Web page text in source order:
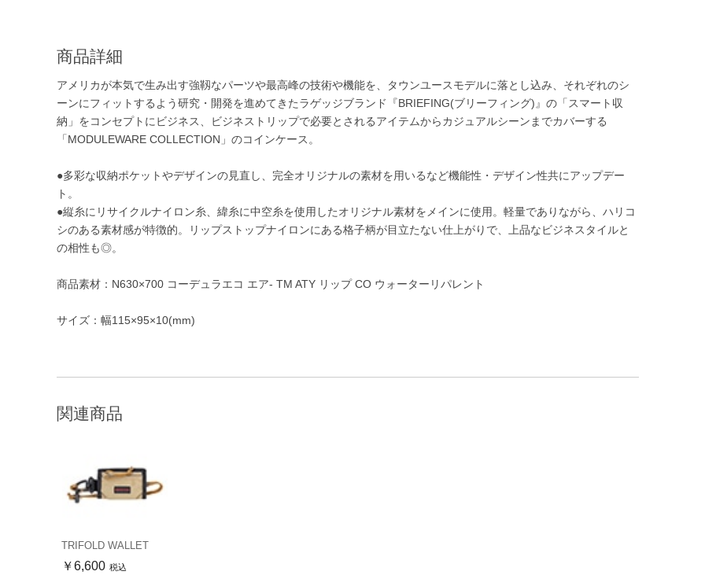
商品詳細
アメリカが本気で生み出す強靱なパーツや最高峰の技術や機能を、タウンユースモデルに落とし込み、それぞれのシ
ーンにフィットするよう研究・開発を進めてきたラゲッジブランド『BRIEFING(ブリーフィング)』の「スマート収
納」をコンセプトにビジネス、ビジネストリップで必要とされるアイテムからカジュアルシーンまでカバーする
「MODULEWARE COLLECTION」のコインケース。
●多彩な収納ポケットやデザインの見直し、完全オリジナルの素材を用いるなど機能性・デザイン性共にアップデー
ト。
●縦糸にリサイクルナイロン糸、緯糸に中空糸を使用したオリジナル素材をメインに使用。軽量でありながら、ハリコ
シのある素材感が特徴的。リップストップナイロンにある格子柄が目立たない仕上がりで、上品なビジネスタイルと
の相性も◎。
商品素材：N630×700 コーデュラエコ エア- TM ATY リップ CO ウォーターリパレント
サイズ：幅115×95×10(mm)
関連商品
TRIFOLD WALLET
￥6,600 税込